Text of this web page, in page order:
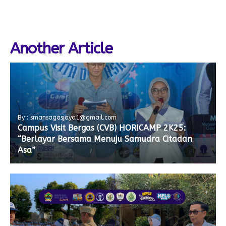
Another Article
By : smansagasjaya1@gmail.com
Campus Visit Bergas (CVB) HORICAMP 2K25:
“Berlayar Bersama Menuju Samudra Citadan
Asa”